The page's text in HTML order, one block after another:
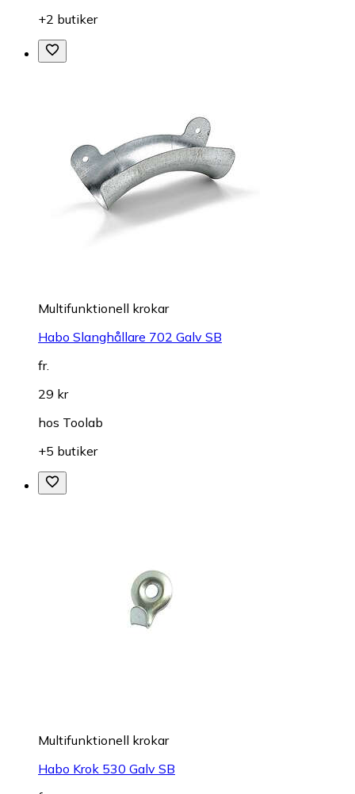
+2 butiker
Multifunktionell krokar
Habo Slanghållare 702 Galv SB
fr.
29 kr
hos Toolab
+5 butiker
Multifunktionell krokar
Habo Krok 530 Galv SB